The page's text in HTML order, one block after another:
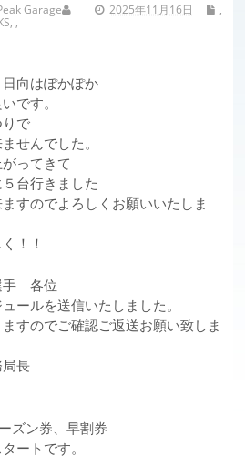
2025年11月16日 ,
Garage
, ,
向はぽかぽか
です。
で
せんでした。
ってきて
台行きました
すのでよろしくお願いいたしま
！！
手 各位
ールを送信いたしました。
すのでご確認ご返送お願い致しま
長
ズン券、早割券
ートです。